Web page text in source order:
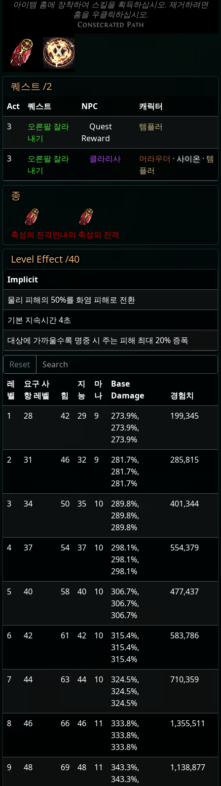
아이템 홈에 장착하여 스킬을 획득하십시오. 제거하려면
홈을 우클릭하십시오.
Consecrated Path
퀘스트 /2
Act 퀘스트 NPC
캐릭터
3
오른팔 잘라
내기
Quest
Reward
템플러
3
오른팔 잘라
내기
클라리사 머라우더 · 사이온 · 템
플러
종
축성의 진격인내의 축성의 진격
Level Effect /40
Implicit
물리 피해의 50%를 화염 피해로 전환
기본 지속시간4초
대상에 가까울수록 명중 시 주는 피해 최대 20% 증폭
레
벨
요구 사
항 레벨
힘
지
능
마
나
Base
Damage
경험치
1
28 42 29 9
273.9%,
273.9%,
273.9%
199,345
2 31 46 32 9
281.7%,
281.7%,
281.7%
285,815
3 34 50 35 10
289.8%,
289.8%,
289.8%
401,344
4 37 54 37 10
298.1%,
298.1%,
298.1%
554,379
5 40 58 40 10
306.7%,
306.7%,
306.7%
477,437
6 42 61 42 10
315.4%,
315.4%,
315.4%
583,786
7 44 63 44 10
324.5%,
324.5%,
324.5%
710,359
8 46 66 46 11
333.8%,
333.8%,
333.8%
1,355,511
9 48 69 48 11
343.3%,
343.3%,
1,138,877